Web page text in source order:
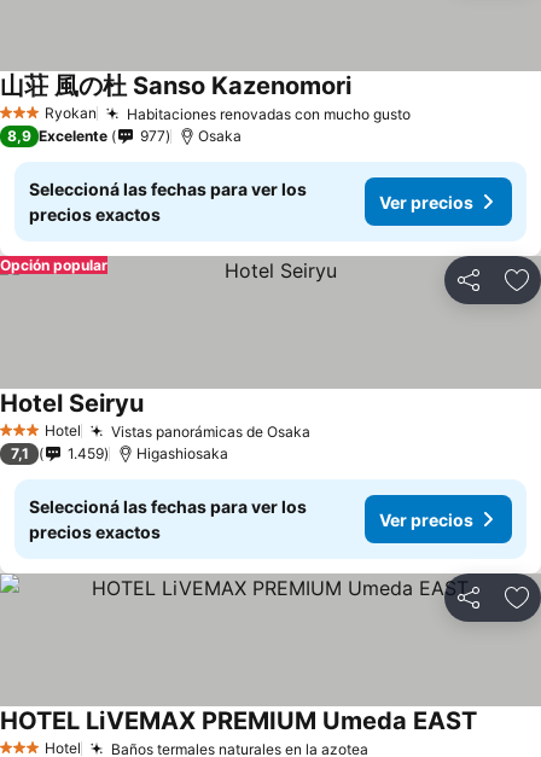
3 EstrellasRyokan Habitaciones renovadas con mucho gusto
山荘 風の杜 Sanso Kazenomori
8,9 Excelente 977 Osaka
Seleccioná las fechas para ver los
precios exactos
Ver precios
Compartir
Opción popular
3 Estrellas
Hotel Vistas panorámicas de Osaka
Hotel Seiryu
7,1 1.459 Higashiosaka
Seleccioná las fechas para ver los
precios exactos
Ver precios
Compartir
Hotel Baños termales naturales en la azotea
HOTEL LiVEMAX PREMIUM Umeda EAST